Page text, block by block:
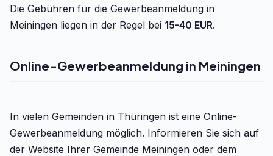
Die Gebühren für die Gewerbeanmeldung in
Meiningen liegen in der Regel bei 15-40 EUR.
Online-Gewerbeanmeldung in Meiningen
In vielen Gemeinden in Thüringen ist eine Online-
Gewerbeanmeldung möglich. Informieren Sie sich auf
der Website Ihrer Gemeinde Meiningen oder dem